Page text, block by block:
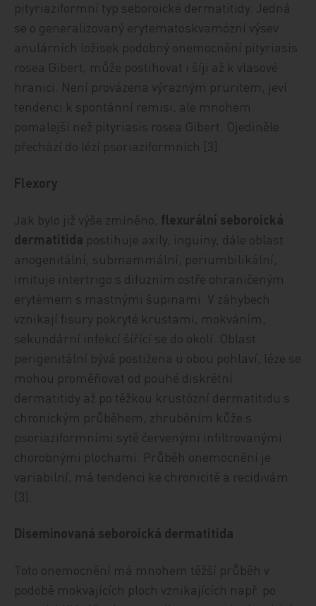
pityriaziformní typ seboroické dermatitidy. Jedná
se o generalizovaný erytematoskvamózní výsev
anulárních ložisek podobný onemocnění pityriasis
rosea Gibert, může postihovat i šíji až k vlasové
hranici. Není provázena výrazným pruritem, jeví
tendenci k spontánní remisi, ale mnohem
pomalejší než pityriasis rosea Gibert. Ojediněle
přechází do lézí psoriaziformních [3].
Flexory
Jak bylo již výše zmíněno, flexurální seboroická
dermatitida postihuje axily, inguiny, dále oblast
anogenitální, submammální, periumbilikální,
imituje intertrigo s difuzním ostře ohraničeným
erytémem s mastnými šupinami. V záhybech
vznikají fisury pokryté krustami, mokváním,
sekundární infekcí šířící se do okolí. Oblast
perigenitální bývá postižena u obou pohlaví, léze se
mohou proměňovat od pouhé diskrétní
dermatitidy až po těžkou krustózní dermatitidu s
chronickým průběhem, zhruběním kůže s
psoriaziformními sytě červenými infiltrovanými
chorobnými plochami. Průběh onemocnění je
variabilní, má tendenci ke chronicitě a recidivám
[3].
Diseminovaná seboroická dermatitida
Toto onemocnění má mnohem těžší průběh v
podobě mokvajících ploch vznikajících např. po